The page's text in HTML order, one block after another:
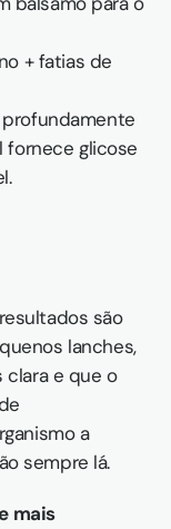
+ fatias de
fornece glicose
são
lanches,
clara e que o
a
sempre lá.
mais